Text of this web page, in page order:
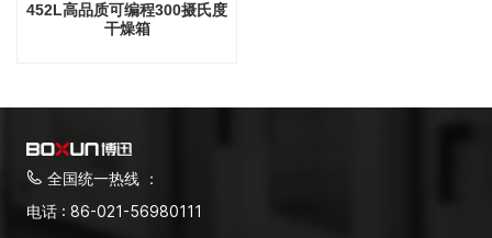
452L高品质可编程300摄氏度
干燥箱
全国统一热线 ：
电话 : 86-021-56980111